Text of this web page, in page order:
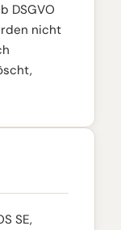
DSGVO
nicht
SE,